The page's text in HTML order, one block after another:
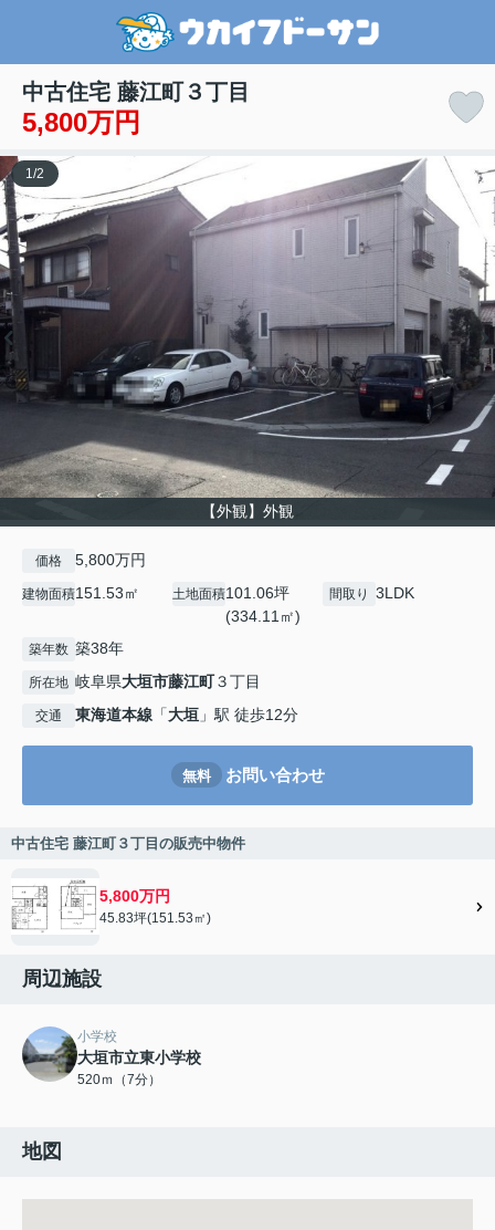
中古住宅 藤江町３丁目
5,800万円
【外観】外観
1/2
価格 5,800万円
建物面積151.53㎡ 土地面積101.06坪
(334.11㎡)
間取り 3LDK
築年数 築38年
所在地 岐阜県大垣市藤江町３丁目
交通 東海道本線 「大垣 」駅 徒歩12分
無料 お問い合わせ
中古住宅 藤江町３丁目の販売中物件
5,800万円
45.83坪(151.53㎡)
周辺施設
小学校
大垣市立東小学校
520ｍ（7分）
地図